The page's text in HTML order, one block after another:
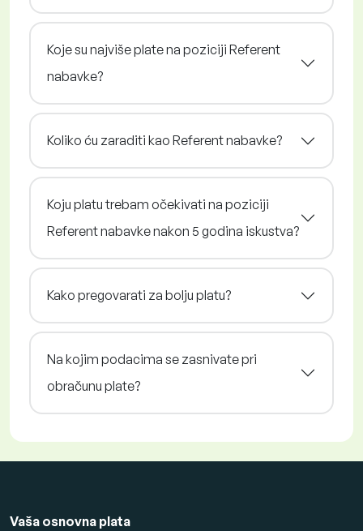
Koje su najviše plate na poziciji Referent
nabavke?
Koliko ću zaraditi kao Referent nabavke?
Koju platu trebam očekivati na poziciji
Referent nabavke nakon 5 godina iskustva?
Kako pregovarati za bolju platu?
Na kojim podacima se zasnivate pri
obračunu plate?
Vaša osnovna plata